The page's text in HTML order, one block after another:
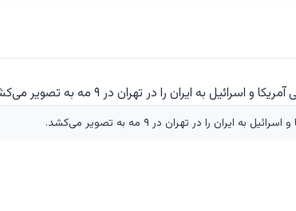
را در تهران در ۹ مه به تصویر می‌کشد.